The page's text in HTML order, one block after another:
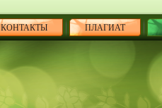
КОНТАКТЫ ПЛАГИАТ